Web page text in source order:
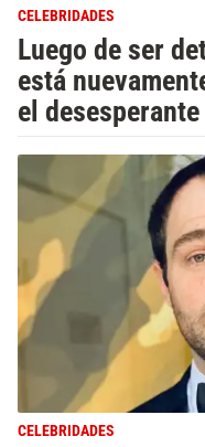
CELEBRIDADES
Luego de ser
está
el
CELEBRIDADES